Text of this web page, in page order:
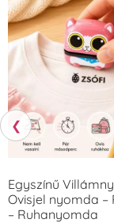
❮
Egyszínű
Ovisjel nyomda –
– Ruhanyomda